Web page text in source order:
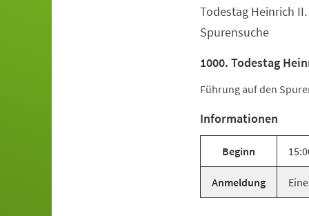
Todestag Heinrich
Spurensuche
1000. Todestag
Führung auf den
Informationen
Beginn
Anmeldung